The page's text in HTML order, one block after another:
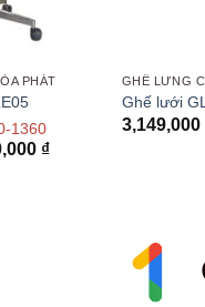
PHÁT
1360
₫Khoảng
GHẾ LƯNG
Ghế lưới
3,149,000